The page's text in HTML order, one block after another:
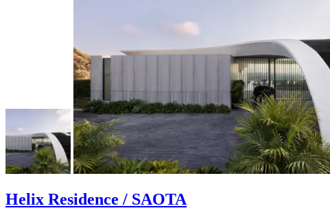
Helix Residence / SAOTA